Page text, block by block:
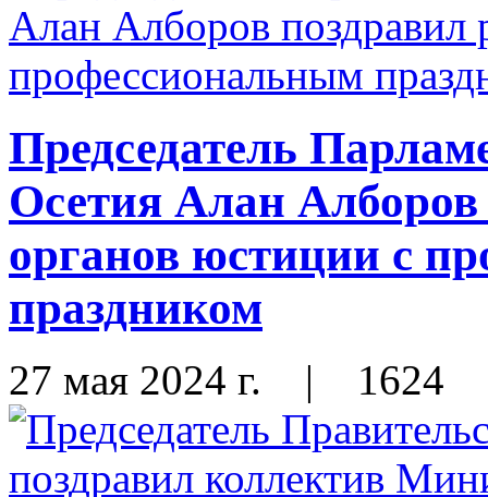
Председатель
Осетия Алан Алборов
органов юстиции с
праздником
27 мая 2024 г. | 1624